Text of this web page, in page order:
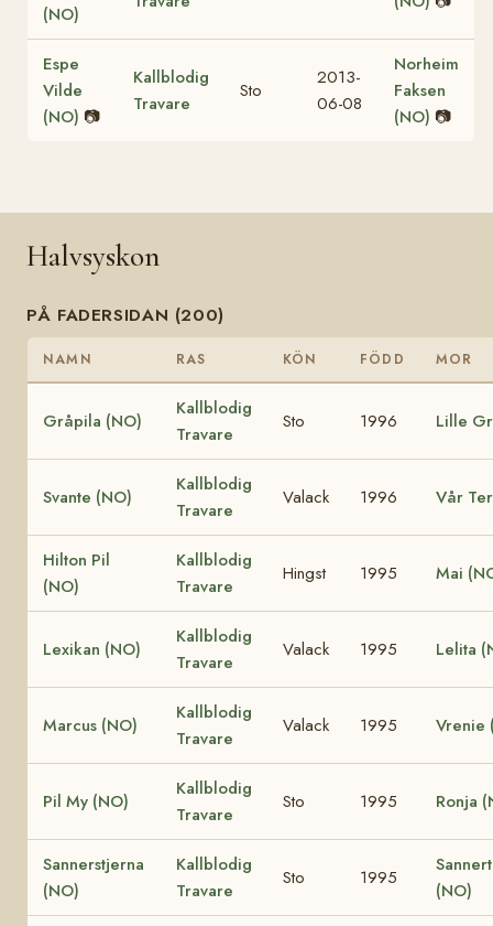
(NO)
Espe
Vilde
(NO) 📷
Kallblodig
Travare
Sto
2013-
06-08
Norheim
Faksen
(NO) 📷
Halvsyskon
PÅ FADERSIDAN (200)
NAMN RAS KÖN FÖDD MOR
Gråpila (NO)
Kallblodig
Travare
Sto 1996 Lille
Svante (NO)
Kallblodig
Travare
Valack 1996 Vår
Hilton Pil
(NO)
Kallblodig
Travare
Hingst 1995 Mai
Lexikan (NO)
Kallblodig
Travare
Valack 1995 Lelita
Marcus (NO)
Kallblodig
Travare
Valack 1995 Vrenie
Pil My (NO)
Kallblodig
Travare
Sto 1995 Ronja
Sannerstjerna
(NO)
Kallblodig
Travare
Sto 1995
(NO)